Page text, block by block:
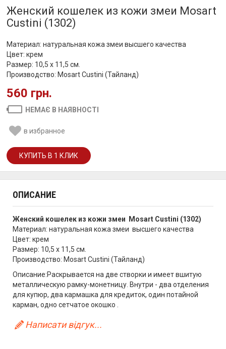
Женский кошелек из кожи змеи Mosart
Custini (1302)
Материал: натуральная кожа змеи высшего качества
Цвет: крем
Размер: 10,5 х 11,5 см.
Производство: Mosart Custini (Тайланд)
560 грн.
НЕМАЄ В НАЯВНОСТІ
в избранное
ОПИСАНИЕ
Женский кошелек из кожи змеи Mosart Custini (1302)
Материал: натуральная кожа змеи высшего качества
Цвет: крем
Размер: 10,5 х 11,5 см.
Производство: Mosart Custini (Тайланд)
Описание:Раскрывается на две створки и имеет вшитую
металлическую рамку-монетницу. Внутри - два отделения
для купюр, два кармашка для кредиток, один потайной
карман, одно сетчатое окошко .
Написати відгук...